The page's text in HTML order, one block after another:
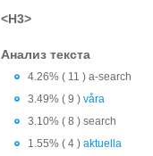
<H3>
Анализ текста
4.26% ( 11 ) a-search
3.49% ( 9 )våra
3.10% ( 8 ) search
1.55% ( 4 )aktuella